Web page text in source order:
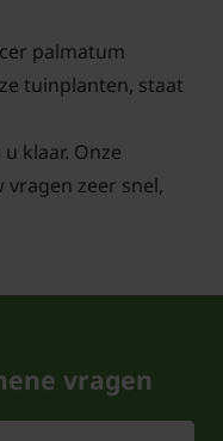
palmatum
tuinplanten, staat
klaar. Onze
zeer snel,
vragen